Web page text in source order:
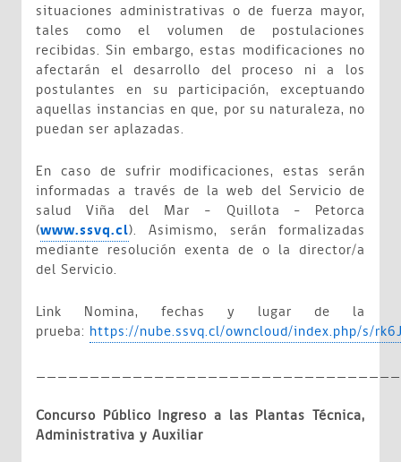
situaciones administrativas o de fuerza mayor,
tales como el volumen de postulaciones
recibidas. Sin embargo, estas modificaciones no
afectarán el desarrollo del proceso ni a los
postulantes en su participación, exceptuando
aquellas instancias en que, por su naturaleza, no
puedan ser aplazadas.
En caso de sufrir modificaciones, estas serán
informadas a través de la web del Servicio de
salud Viña del Mar – Quillota - Petorca
(www.ssvq.cl). Asimismo, serán formalizadas
mediante resolución exenta de o la director/a
del Servicio.
Link Nomina, fechas y lugar de la
prueba: https://nube.ssvq.cl/owncloud/index.php/s/
Concurso Público Ingreso a las Plantas Técnica,
Administrativa y Auxiliar